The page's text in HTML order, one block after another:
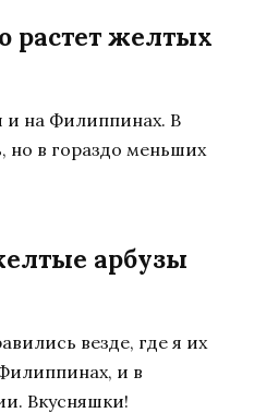
растет желтых
на Филиппинах. В
но в гораздо меньших
арбузы
везде, где я их
и в
Вкусняшки!